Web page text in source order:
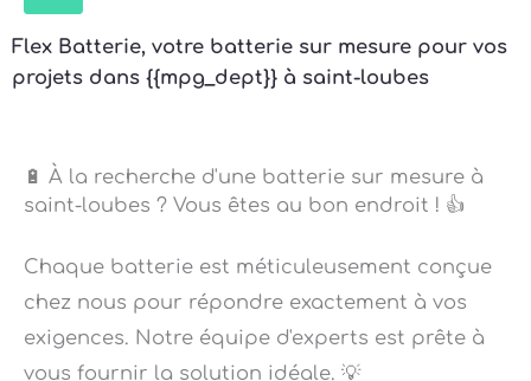
Flex Batterie, votre batterie sur mesure pour vos
projets dans {{mpg_dept}} à saint-loubes
saint-loubes ? Vous êtes au bon endroit ! 👍
chez nous pour répondre exactement à vos
exigences. Notre équipe d'experts est prête à
vous fournir la solution idéale. 💡
Nous n’acceptons aucun compromis sur la